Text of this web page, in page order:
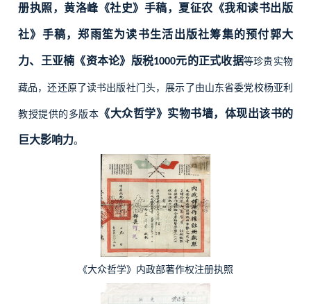
册执照，黄洛峰《社史》手稿，夏征农《我和读书出版
社》手稿，郑雨笙为读书生活出版社筹集的预付郭大
力、王亚楠《资本论》版税1000元的正式收据等珍贵实物
藏品，还还原了读书出版社门头，展示了由山东省委党校杨亚利
教授提供的多版本 《大众哲学》实物书墙，体现出该书的
巨大影响力。
《大众哲学》内政部著作权注册执照